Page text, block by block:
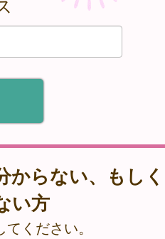
からない、もし
い方
ください。